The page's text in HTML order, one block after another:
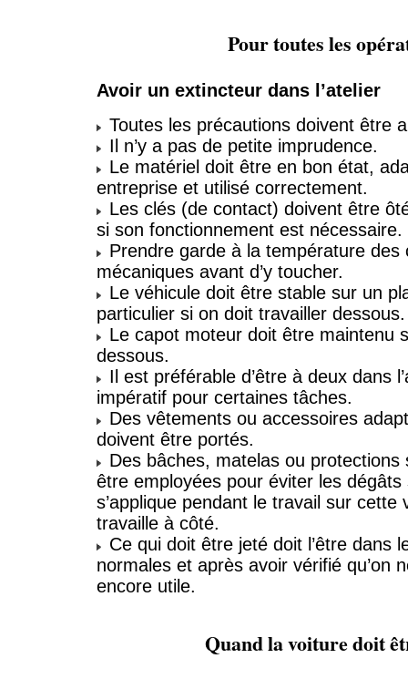
Pour toutes les
Avoir un extincteur dans l’atelier
Toutes les précautions doivent être
Il n’y a pas de petite imprudence.
Le matériel doit être en bon état,
entreprise et utilisé correctement.
Les clés (de contact) doivent être
si son fonctionnement est nécessaire.
Prendre garde à la température des
mécaniques avant d’y toucher.
Le véhicule doit être stable sur un
particulier si on doit travailler dessous.
Le capot moteur doit être maintenu
dessous.
Il est préférable d’être à deux dans
impératif pour certaines tâches.
Des vêtements ou accessoires
doivent être portés.
Des bâches, matelas ou protections
être employées pour éviter les
s’applique pendant le travail sur cette
travaille à côté.
Ce qui doit être jeté doit l’être dans
normales et après avoir vérifié qu’on
encore utile.
Quand la voiture doit